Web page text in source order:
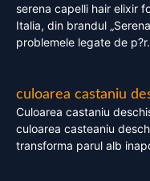
serena capelli hair elixir
Italia, din brandul
problemele legate de
culoarea castaniu
Culoarea castaniu
culoarea casteaniu
transforma parul alb